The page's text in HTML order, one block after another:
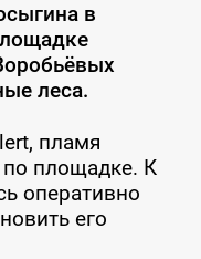
в
леса.
пламя
по площадке. К
оперативно
его